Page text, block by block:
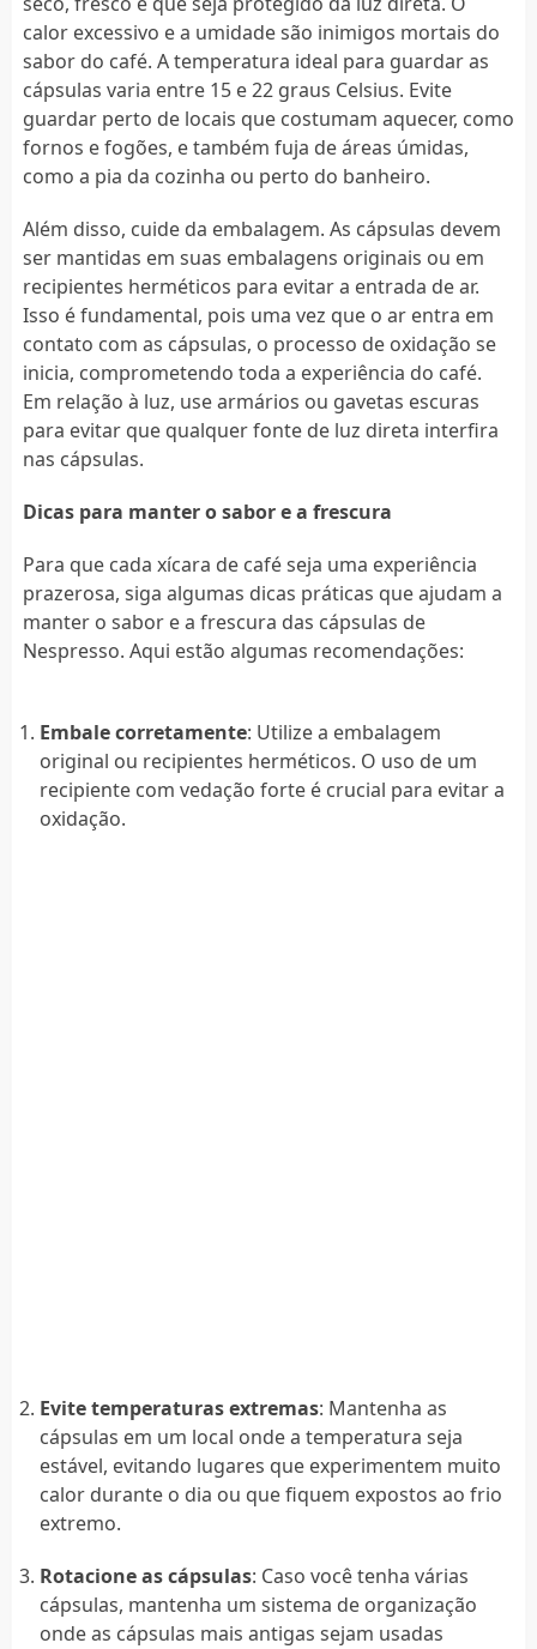
calor excessivo e a umidade são inimigos mortais do
sabor do café. A temperatura ideal para guardar as
cápsulas varia entre 15 e 22 graus Celsius. Evite
guardar perto de locais que costumam aquecer, como
fornos e fogões, e também fuja de áreas úmidas,
como a pia da cozinha ou perto do banheiro.
Além disso, cuide da embalagem. As cápsulas devem
ser mantidas em suas embalagens originais ou em
recipientes herméticos para evitar a entrada de ar.
Isso é fundamental, pois uma vez que o ar entra em
contato com as cápsulas, o processo de oxidação se
inicia, comprometendo toda a experiência do café.
Em relação à luz, use armários ou gavetas escuras
para evitar que qualquer fonte de luz direta interfira
nas cápsulas.
Dicas para manter o sabor e a frescura
Para que cada xícara de café seja uma experiência
prazerosa, siga algumas dicas práticas que ajudam a
manter o sabor e a frescura das cápsulas de
Nespresso. Aqui estão algumas recomendações:
Embale corretamente: Utilize a embalagem
original ou recipientes herméticos. O uso de um
recipiente com vedação forte é crucial para evitar a
oxidação.
Evite temperaturas extremas: Mantenha as
cápsulas em um local onde a temperatura seja
estável, evitando lugares que experimentem muito
calor durante o dia ou que fiquem expostos ao frio
extremo.
Rotacione as cápsulas: Caso você tenha várias
cápsulas, mantenha um sistema de organização
onde as cápsulas mais antigas sejam usadas